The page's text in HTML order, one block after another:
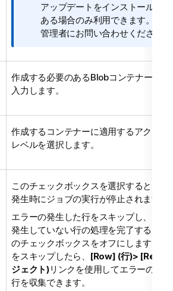
メ
モ
アップデートをインストール済
ある場合のみ利用できます。詳
管理者にお問い合わせください。
作成する必要のあるBlobコンテナーの名
入力します。
作成するコンテナーに適用するアクセス
レベルを選択します。
このチェックボックスを選択すると、エ
発生時にジョブの実行が停止されます。
エラーの発生した行をスキップし、エラ
発生していない行の処理を完了するには
のチェックボックスをオフにします。エ
をスキップしたら、 [Row] (行)>
ジェクト)リンクを使用してエラーの発
行を収集できます。